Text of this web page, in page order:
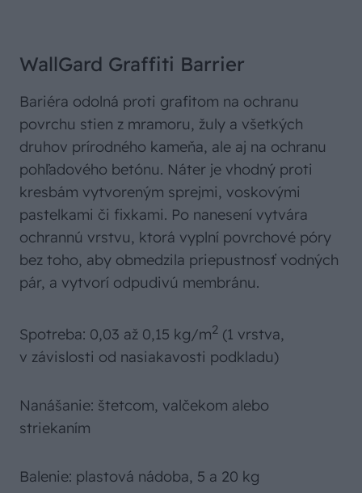
WallGard Graffiti Barrier
Bariéra odolná proti grafitom na ochranu
povrchu stien z mramoru, žuly a všetkých
druhov prírodného kameňa, ale aj na ochranu
pohľadového betónu. Náter je vhodný proti
kresbám vytvoreným sprejmi, voskovými
pastelkami či fixkami. Po nanesení vytvára
ochrannú vrstvu, ktorá vyplní povrchové póry
bez toho, aby obmedzila priepustnosť vodných
pár, a vytvorí odpudivú membránu.
Spotreba: 0,03 až 0,15 kg/m2 (1 vrstva,
v závislosti od nasiakavosti podkladu)
Nanášanie: štetcom, valčekom alebo
striekaním
Balenie: plastová nádoba, 5 a 20 kg